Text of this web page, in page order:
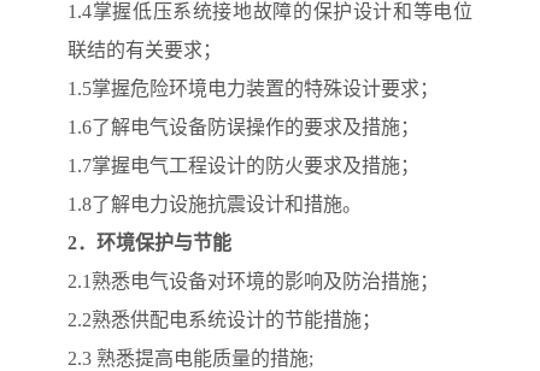
1.4掌握低压系统接地故障的保护设计和等电位
联结的有关要求；
1.5掌握危险环境电力装置的特殊设计要求；
1.6了解电气设备防误操作的要求及措施；
1.7掌握电气工程设计的防火要求及措施；
1.8了解电力设施抗震设计和措施。
2．环境保护与节能
2.1熟悉电气设备对环境的影响及防治措施；
2.2熟悉供配电系统设计的节能措施；
2.3 熟悉提高电能质量的措施;